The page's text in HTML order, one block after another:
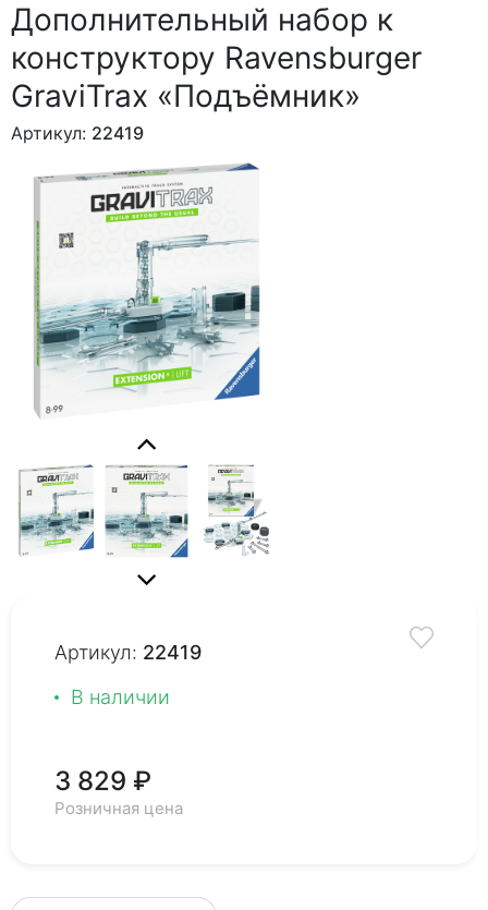
Дополнительный набор к
конструктору Ravensburger
GraviTrax «Подъёмник»
Артикул: 22419
Артикул: 22419
В наличии
3 829 ₽
Розничная цена